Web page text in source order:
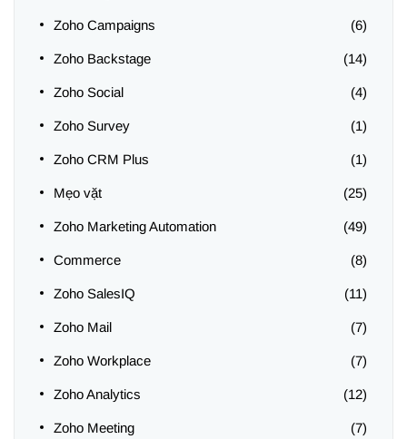
Zoho Campaigns (6)
Zoho Backstage (14)
Zoho Social (4)
Zoho Survey (1)
Zoho CRM Plus (1)
Mẹo vặt (25)
Zoho Marketing Automation (49)
Commerce (8)
Zoho SalesIQ (11)
Zoho Mail (7)
Zoho Workplace (7)
Zoho Analytics (12)
Zoho Meeting (7)